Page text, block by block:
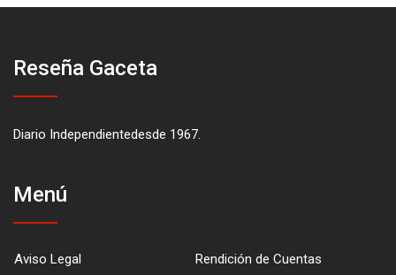
Reseña Gaceta
Diario Independientedesde 1967.
Menú
Aviso Legal
Rendición de Cuentas